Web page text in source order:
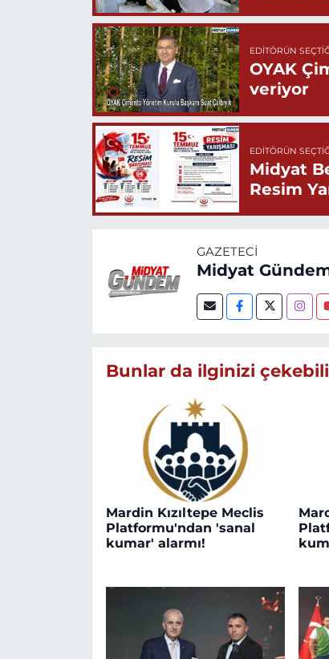
EDITÖRÜN
OYAK
veriyor
EDITÖRÜN
Midyat
Resim
GAZETECI
Midyat
Bunlar da ilginizi
Mardin Kızıltepe Meclis
Platformu'ndan 'sanal
kumar' alarmı!